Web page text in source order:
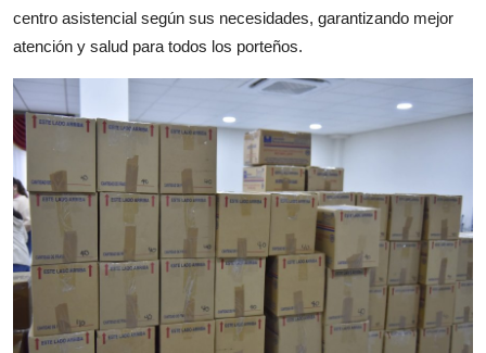
centro asistencial según sus necesidades, garantizando mejor
atención y salud para todos los porteños.